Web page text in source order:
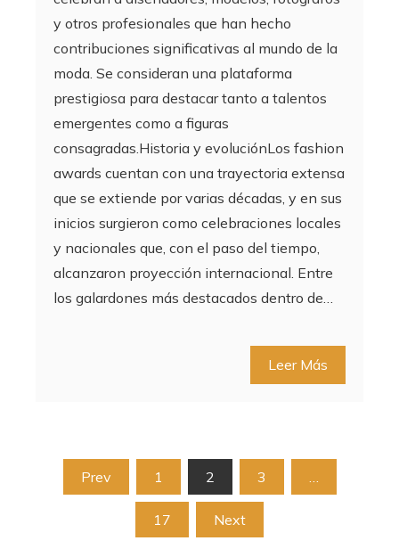
y otros profesionales que han hecho
contribuciones significativas al mundo de la
moda. Se consideran una plataforma
prestigiosa para destacar tanto a talentos
emergentes como a figuras
consagradas.Historia y evoluciónLos fashion
awards cuentan con una trayectoria extensa
que se extiende por varias décadas, y en sus
inicios surgieron como celebraciones locales
y nacionales que, con el paso del tiempo,
alcanzaron proyección internacional. Entre
los galardones más destacados dentro de…
Leer Más
Paginación
Prev 1 2 3
17 Next